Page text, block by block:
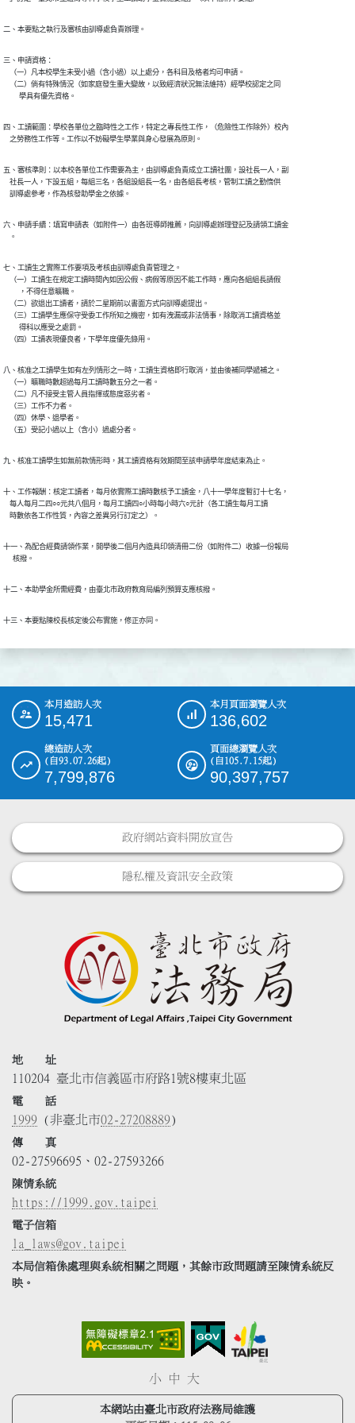
二、本要點之執行及審核由訓導處負責辦理。
三、申請資格：
    （一）凡本校學生未受小過（含小過）以上處分，各科目及格者均可申請。
    （二）倘有特殊情況（如家庭發生重大變故，以致經濟狀況無法維持）經學校認定之同
          學具有優先資格。
四、工讀範圍：學校各單位之臨時性之工作，特定之專長性工作，（危險性工作除外）校內
    之勞務性工作等。工作以不妨礙學生學業與身心發展為原則。
五、審核準則：以本校各單位工作需要為主，由訓導處負責成立工讀社團，設社長一人，副
    社長一人，下設五組，每組三名，各組設組長一名，由各組長考核，管制工讀之勤惰供
    訓導處參考，作為核發助學金之依據。
六、申請手續：填寫申請表（如附件一）由各班導師推薦，向訓導處辦理登記及請領工讀金
    。
七、工讀生之實際工作要項及考核由訓導處負責管理之。
    （一）工讀生在規定工讀時間內如因公假、病假等原因不能工作時，應向各組組長請假
          ，不得任意曠職。
    （二）欲退出工讀者，請於二星期前以書面方式向訓導處提出。
    （三）工讀學生應保守受委工作所知之機密，如有洩漏或非法情事，除取消工讀資格並
          得科以應受之處罰。
    （四）工讀表現優良者，下學年度優先錄用。
八、核准之工讀學生如有左列情形之一時，工讀生資格即行取消，並由後補同學遞補之。
    （一）曠職時數超過每月工讀時數五分之一者。
    （二）凡不接受主管人員指揮或態度惡劣者。
    （三）工作不力者。
    （四）休學、退學者。
    （五）受記小過以上（含小）過處分者。
九、核准工讀學生如無前款情形時，其工讀資格有效期間至該申請學年度結束為止。
十、工作報酬：核定工讀者，每月依實際工讀時數核予工讀金，八十一學年度暫訂十七名，
    每人每月二四○○元共八個月，每月工讀四○小時每小時六○元計（各工讀生每月工讀
    時數依各工作性質，內容之差異另行訂定之）。
十一、為配合經費請領作業，開學後二個月內造具印領清冊二份（如附件二）收據一份報局
      核撥。
十二、本助學金所需經費，由臺北市政府教育局編列預算支應核撥。
十三、本要點陳校長核定後公布實施，修正亦同。
::: 本月造訪人次
15,471
本月頁面瀏覽人次
136,602
總造訪人次
(自93.07.26起)
7,799,876
頁面總瀏覽人次
(自105.7.15起)
90,397,757
政府網站資料開放宣告
隱私權及資訊安全政策
地 址
110204 臺北市信義區市府路1號8樓東北區
電 話
1999 (非臺北市02-27208889)
傳 真
02-27596695、02-27593266
陳情系統
https://1999.gov.taipei
電子信箱
la_laws@gov.taipei
本局信箱係處理與系統相關之問題，其餘市政問題請至陳情系統反
映。
小 中 大
本網站由臺北市政府法務局維護